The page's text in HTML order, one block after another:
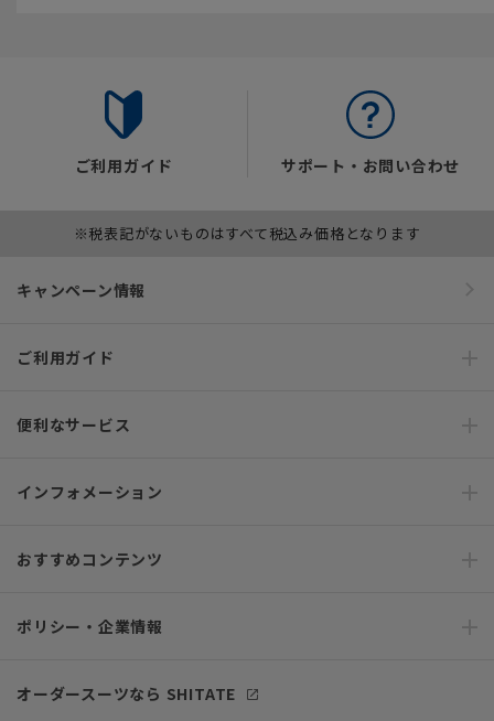
ご利用ガイド サポート・お問い合わせ
※税表記がないものはすべて税込み価格となります
キャンペーン情報
ご利用ガイド
便利なサービス
インフォメーション
おすすめコンテンツ
ポリシー・企業情報
オーダースーツなら SHITATE